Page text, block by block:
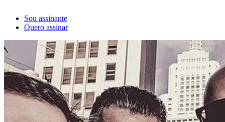
Sou assinante
Quero assinar